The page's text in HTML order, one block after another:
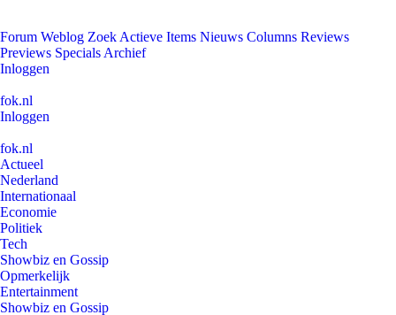
Forum Weblog Zoek Actieve Items Nieuws Columns Reviews
Previews Specials Archief
Inloggen
fok.nl
Inloggen
fok.nl
Actueel
Nederland
Internationaal
Economie
Politiek
Tech
Showbiz en Gossip
Opmerkelijk
Entertainment
Showbiz en Gossip